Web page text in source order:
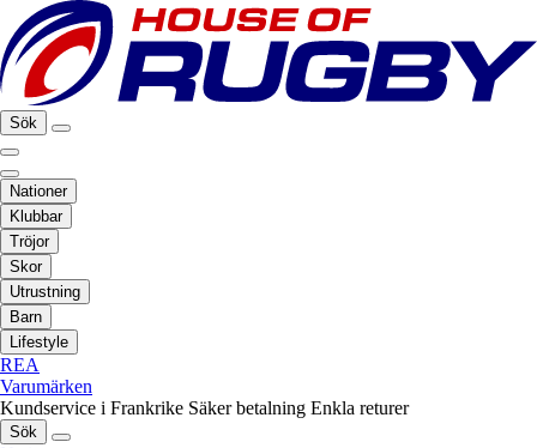
Sök
Nationer
Klubbar
Tröjor
Skor
Utrustning
Barn
Lifestyle
REA
Varumärken
Kundservice i Frankrike Säker betalning Enkla returer
Sök